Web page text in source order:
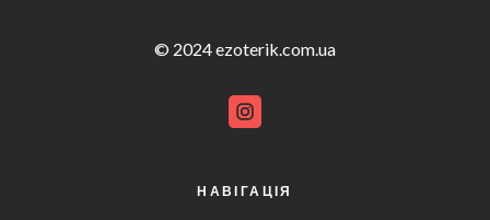
© 2024 ezoterik.com.ua
НАВІГАЦІЯ